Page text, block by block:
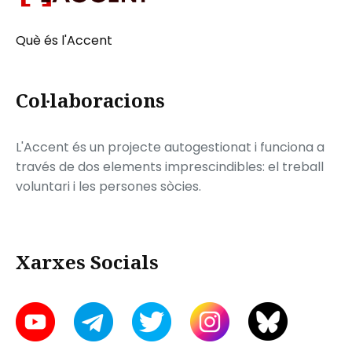
Què és l'Accent
Col·laboracions
L'Accent és un projecte autogestionat i funciona a
través de dos elements imprescindibles: el treball
voluntari i les persones sòcies.
Xarxes Socials